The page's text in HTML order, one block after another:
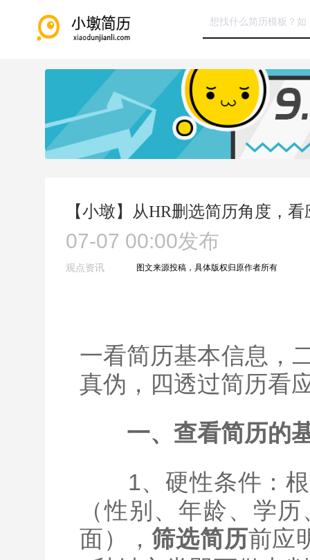
【小墩】从HR删选简历角度，
07-07 00:00发布
观点资讯 图文来源投稿，具体版权归原作者所有
一看简历基本信息，
真伪，四透过简历看
一、查看简历的
1、硬性条件：根
（性别、年龄、学
面），筛选简历前应